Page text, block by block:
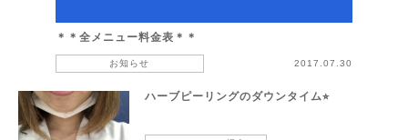
＊＊全メニュー料金表＊＊
お知らせ 2017.07.30
ハーブピーリングのダウンタイム⭐︎